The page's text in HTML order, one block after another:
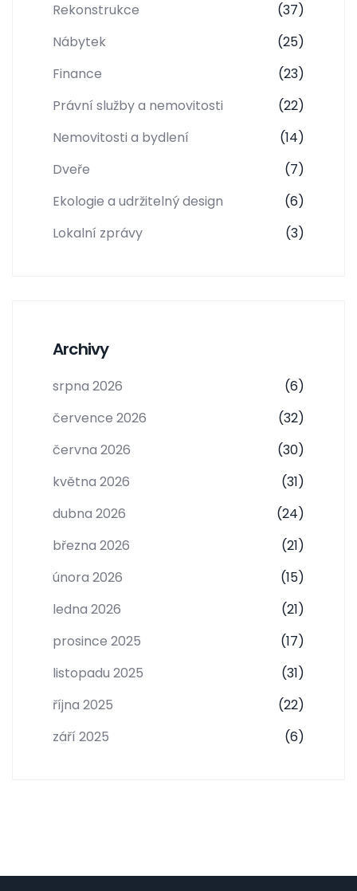
Rekonstrukce
(37)
Nábytek
(25)
Finance
(23)
Právní služby a nemovitosti
(22)
Nemovitosti a bydlení
(14)
Dveře
(7)
Ekologie a udržitelný design
(6)
Lokalní zprávy
(3)
Archivy
srpna 2026
(6)
července 2026
(32)
června 2026
(30)
května 2026
(31)
dubna 2026
(24)
března 2026
(21)
února 2026
(15)
ledna 2026
(21)
prosince 2025
(17)
listopadu 2025
(31)
října 2025
(22)
září 2025
(6)